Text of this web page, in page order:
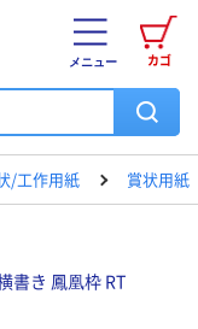
カゴ
メニュー
/工作用紙 賞状用紙
書き 鳳凰枠 RT